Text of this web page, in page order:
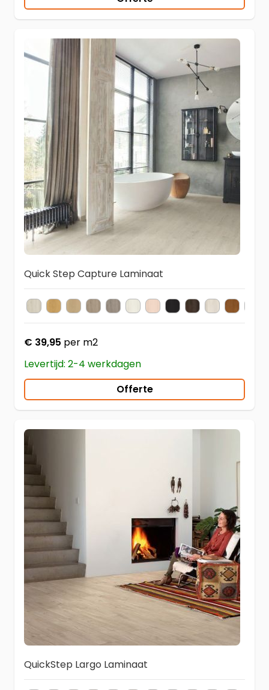
Quick Step Capture Laminaat
KleurSIG4748SIG4749SIG4750SIG4751SIG4752SIG4753SIG4754SIG4755SIG4756SIG4757
€ 39,95 per m2
Levertijd: 2-4 werkdagen
Offerte
QuickStep Largo Laminaat